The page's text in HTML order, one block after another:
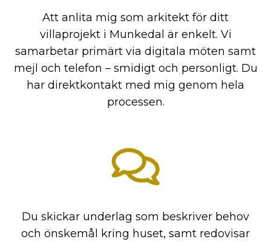
Att anlita mig som arkitekt för ditt
villaprojekt i Munkedal är enkelt. Vi
samarbetar primärt via digitala möten samt
mejl och telefon – smidigt och personligt. Du
har direktkontakt med mig genom hela
processen.
Du skickar underlag som beskriver behov
och önskemål kring huset, samt redovisar